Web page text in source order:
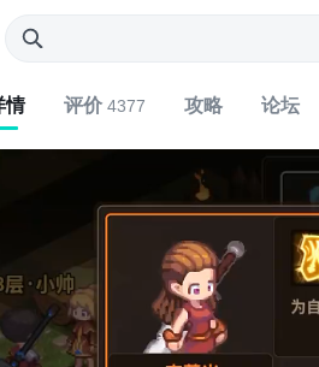
情 评价 4377 攻略 论坛